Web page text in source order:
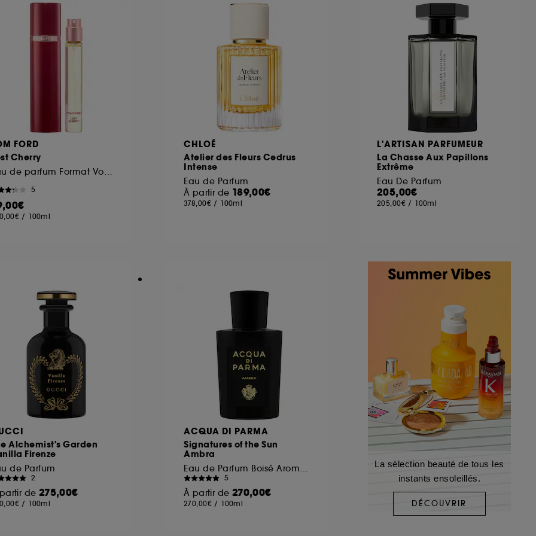
FORD
Cherry
5
/ 100ml
CHLOÉ
Atelier des Fleurs Cedrus
Intense
Eau de Parfum
À partir de 189,00€
378,00€ / 100ml
L'ARTISAN PARFUMEUR
La Chasse Aux Papillons
Extrême
Eau De Parfum
205,00€
205,00€ / 100ml
Alchemist's Garden
Firenze
de Parfum
2
de 275,00€
/ 100ml
ACQUA DI PARMA
Signatures of the Sun
Ambra
5
À partir de 270,00€
270,00€ / 100ml
La sélection beauté de tous les
instants ensoleillés.
DÉCOUVRIR
et la lecture de ces traceurs requiert votre accord. Vous pouvez personnaliser vos choix concernant
mes choix" ci-dessous ou décider de "tout accepter". Sephora pourra associer les
Cookies, pour les finalités acceptées, avec les données personnelles collectées ou générées lors
refuser tous les cookies, cliques sur "continuer sans accepter". Voous pouvez à tout moment choisir
obtenir plus d'information sur les cookies utilisés,cliquez